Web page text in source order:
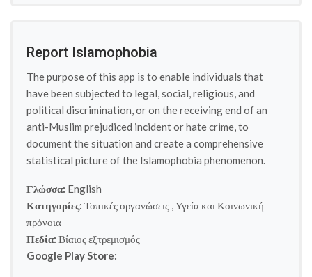
Report Islamophobia
The purpose of this app is to enable individuals that
have been subjected to legal, social, religious, and
political discrimination, or on the receiving end of an
anti-Muslim prejudiced incident or hate crime, to
document the situation and create a comprehensive
statistical picture of the Islamophobia phenomenon.
Γλώσσα: English
Κατηγορίες: Τοπικές οργανώσεις ,Υγεία και Κοινωνική
πρόνοια
Πεδία: Βίαιος εξτρεμισμός
Google Play Store: